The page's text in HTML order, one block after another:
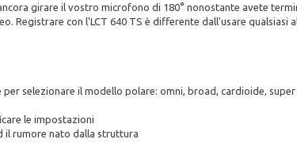
girare il vostro microfono di 180° nonostante avete
Registrare con l'LCT 640 TS è differente dall'usare
selezionare il modello polare: omni, broad, cardioide,
le impostazioni
il rumore nato dalla struttura